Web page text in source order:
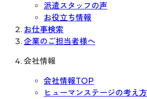
派遣スタッフの声
お役立ち情報
お仕事検索
企業のご担当者様へ
会社情報
会社情報TOP
ヒューマンステージの考え方